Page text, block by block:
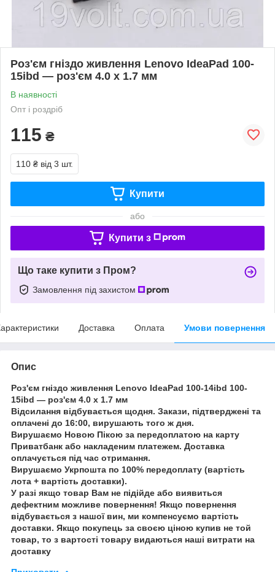
Роз'єм гніздо живлення Lenovo IdeaPad 100-
15ibd — роз'єм 4.0 х 1.7 мм
В наявності
Опт і роздріб
115 ₴
110 ₴ від 3 шт.
Купити
або
Купити з
Що таке купити з Пром?
Замовлення під захистом
Доставка Оплата Умови повернення
Опис
Роз'єм гніздо живлення Lenovo IdeaPad 100-14ibd 100-
15ibd — роз'єм 4.0 х 1.7 мм
Відсилання відбувається щодня. Закази, підтверджені та
оплачені до 16:00, вирушають того ж дня.
Вирушаємо Новою Пікою за передоплатою на карту
Приватбанк або накладеним платежем. Доставка
оплачується під час отримання.
Вирушаємо Укрпошта по 100% передоплату (вартість
лота + вартість доставки).
У разі якщо товар Вам не підійде або виявиться
дефектним можливе повернення! Якщо повернення
відбувається з нашої вин, ми компенсуємо вартість
доставки. Якщо покупець за своєю ціною купив не той
товар, то з вартості товару видаються наші витрати на
доставку